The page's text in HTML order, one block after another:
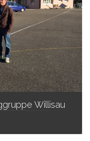
Willisau